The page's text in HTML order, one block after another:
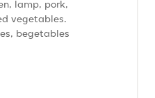
lamp, pork,
vegetables.
begetables